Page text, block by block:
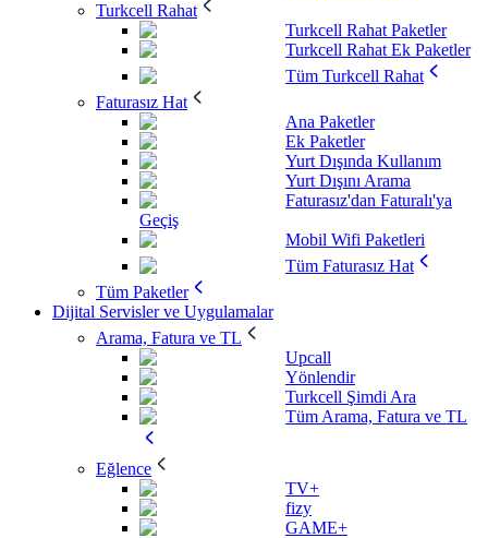
Turkcell Rahat
Turkcell Rahat Paketler
Turkcell Rahat Ek Paketler
Tüm Turkcell Rahat
Faturasız Hat
Ana Paketler
Ek Paketler
Yurt Dışında Kullanım
Yurt Dışını Arama
Faturasız'dan Faturalı'ya
Geçiş
Mobil Wifi Paketleri
Tüm Faturasız Hat
Tüm Paketler
Dijital Servisler ve Uygulamalar
Arama, Fatura ve TL
Upcall
Yönlendir
Turkcell Şimdi Ara
Tüm Arama, Fatura ve TL
Eğlence
TV+
fizy
GAME+